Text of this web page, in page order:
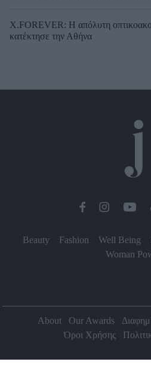
X.FOREVER: Η απόλυτη
κατέκτησε την Αθήνα
Beauty Fashion Well Being
Woman
About Our Awards
Όροι Χρήσης